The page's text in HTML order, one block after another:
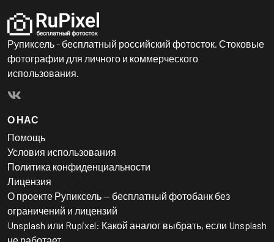
Рупиксель - бесплатный российский фотосток. Стоковые
фотографии для личного и коммерческого
использования.
О НАС
Помощь
Условия использования
Политика конфиденциальности
Лицензия
О проекте Рупиксель — бесплатный фотобанк без
ограничений и лицензий
Unsplash или Rupixel: Какой аналог выбрать, если Unsplash